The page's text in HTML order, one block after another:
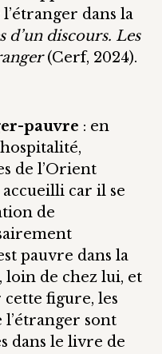
dans la
d’un discours. Les
(Cerf, 2024).
pauvre : en
de l’Orient
car il se
de
pauvre dans la
loin de chez lui, et
figure, les
l’étranger sont
dans le livre de